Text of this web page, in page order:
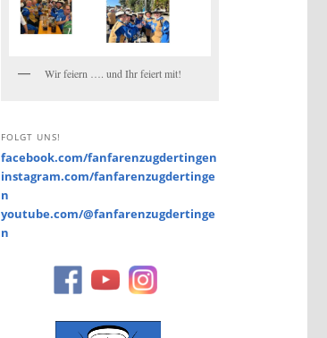
Wir feiern …. und Ihr feiert mit!
FOLGT UNS!
facebook.com/fanfarenzugdertingen
instagram.com/fanfarenzugdertinge
n
youtube.com/@fanfarenzugdertinge
n